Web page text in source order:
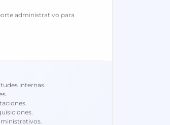
administrativo para
internas.